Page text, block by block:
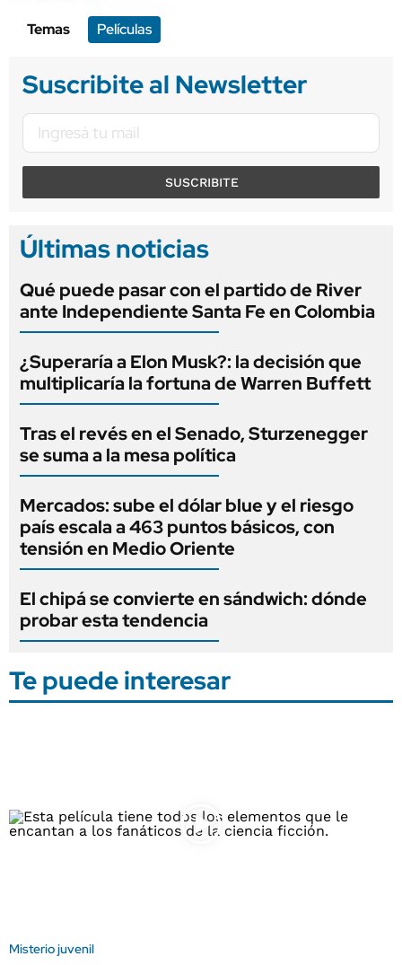
Temas
Películas
Suscribite al Newsletter
SUSCRIBITE
Últimas noticias
Qué puede pasar con el partido de River
ante Independiente Santa Fe en Colombia
¿Superaría a Elon Musk?: la decisión que
multiplicaría la fortuna de Warren Buffett
Tras el revés en el Senado, Sturzenegger
se suma a la mesa política
Mercados: sube el dólar blue y el riesgo
país escala a 463 puntos básicos, con
tensión en Medio Oriente
El chipá se convierte en sándwich: dónde
probar esta tendencia
Te puede interesar
Misterio juvenil